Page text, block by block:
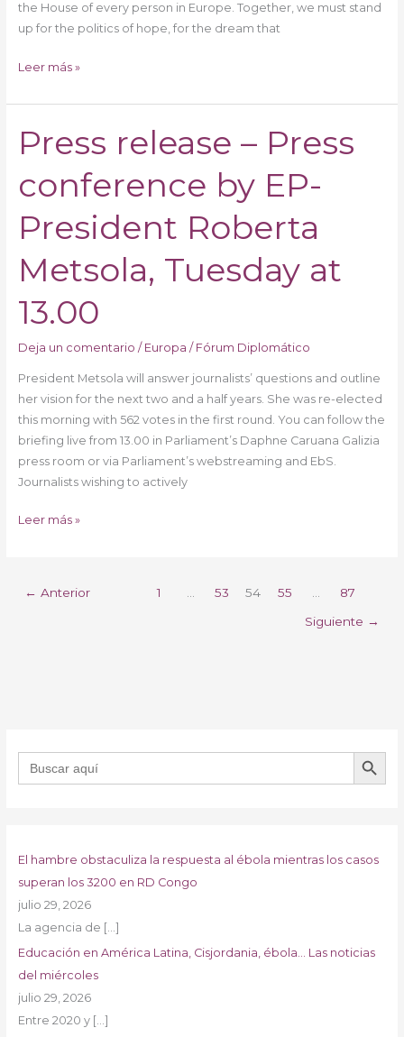
the House of every person in Europe. Together, we must stand
up for the politics of hope, for the dream that
Leer más »
Press release – Press
conference by EP-
President Roberta
Metsola, Tuesday at
13.00
Deja un comentario / Europa / Fórum Diplomático
President Metsola will answer journalists’ questions and outline
her vision for the next two and a half years. She was re-elected
this morning with 562 votes in the first round. You can follow the
briefing live from 13.00 in Parliament’s Daphne Caruana Galizia
press room or via Parliament’s webstreaming and EbS.
Journalists wishing to actively
Press
release
Press
conference
by
EP-
President
Metsola,
13.00
Leer más »
← Anterior 1 53 54 55
87
Siguiente →
Buscar: BOTÓN DE
El hambre obstaculiza la respuesta al ébola mientras los casos
superan los 3200 en RD Congo
julio 29, 2026
La agencia de […]
Educación en América Latina, Cisjordania, ébola… Las noticias
del miércoles
julio 29, 2026
Entre 2020 y […]